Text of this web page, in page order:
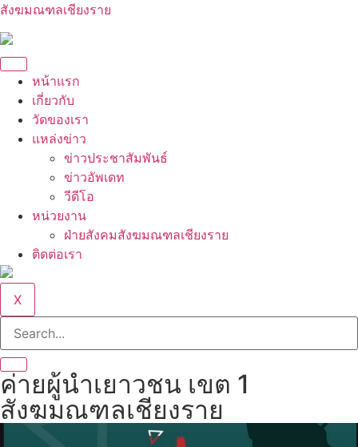
สังฆมณฑลเชียงราย
หน้าแรก
เกี่ยวกับ
วัดของเรา
แหล่งข่าว
ข่าวประชาสัมพันธ์
ข่าวอัพเดท
วีดีโอ
หน่วยงาน
ฝ่ายสังคมสังฆมณฑลเชียงราย
ติดต่อเรา
X
ค่ายผู้นำเยาวชน เขต 1
สังฆมณฑลเชียงราย